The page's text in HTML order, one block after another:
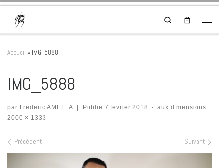
Skip to content
Search
Accueil » IMG_5888
IMG_5888
par Frédéric AMELLA | Publié 7 février 2018 -
aux dimensions
2000 × 1333
Navigation dans les images
Précédent Suivant